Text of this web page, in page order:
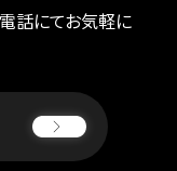
話にてお気軽に